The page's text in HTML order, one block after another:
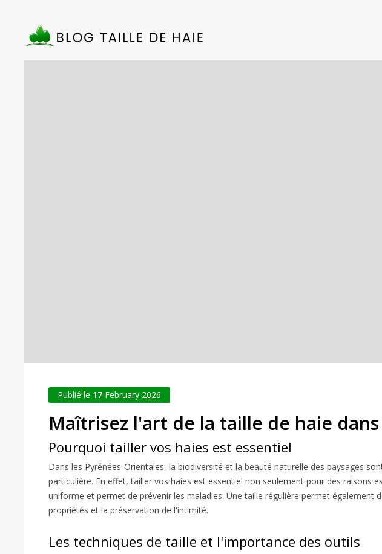
Publié le 17 February 2026
Maîtrisez l'art de la taille de haie
Pourquoi tailler vos haies est essentiel
Dans les Pyrénées-Orientales, la biodiversité et la beauté naturelle des paysages
particulière. En effet, tailler vos haies est essentiel non seulement pour des raisons
uniforme et permet de prévenir les maladies. Une taille régulière permet
propriétés et la préservation de l'intimité.
Les techniques de taille et l'importance des outils